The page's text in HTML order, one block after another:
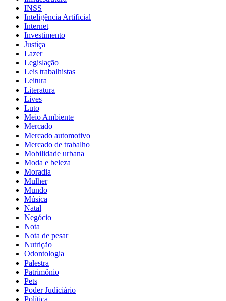
INSS
Inteligência Artificial
Internet
Investimento
Justiça
Lazer
Legislação
Leis trabalhistas
Leitura
Literatura
Lives
Luto
Meio Ambiente
Mercado
Mercado automotivo
Mercado de trabalho
Mobilidade urbana
Moda e beleza
Moradia
Mulher
Mundo
Música
Natal
Negócio
Nota
Nota de pesar
Nutrição
Odontologia
Palestra
Patrimônio
Pets
Poder Judiciário